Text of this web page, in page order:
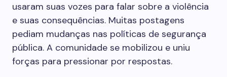
usaram suas vozes para falar sobre a violência
e suas consequências. Muitas postagens
pediam mudanças nas políticas de segurança
pública. A comunidade se mobilizou e uniu
forças para pressionar por respostas.